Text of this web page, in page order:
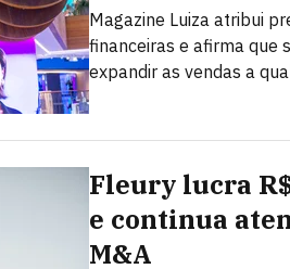
Magazine Luiza atribui
financeiras e afirma que
expandir as vendas a
Fleury lucra
e continua
M&A